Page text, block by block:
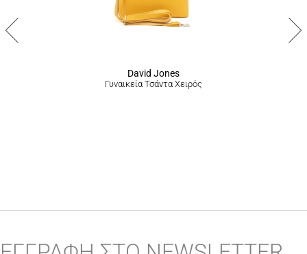
ακολουθώντας την διαδικασία που αναγράφεται
David Jones
Γυναικεία Τσάντα Χειρός
επιλεγούν
στη